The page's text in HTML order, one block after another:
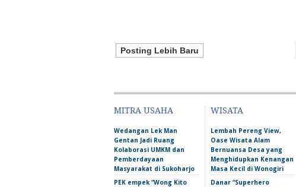
Posting Lebih Baru
MITRA USAHA
Wedangan Lek Man
Gentan Jadi Ruang
Kolaborasi UMKM dan
Pemberdayaan
Masyarakat di Sukoharjo
PEK empek “Wong Kito
WISATA
Lembah Pereng View,
Oase Wisata Alam
Bernuansa Desa yang
Menghidupkan Kenangan
Masa Kecil di Wonogiri
Danar “Superhero